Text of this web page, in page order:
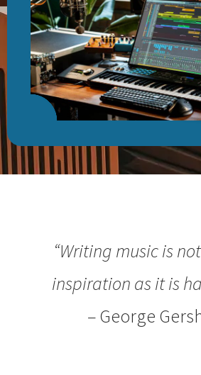
“Writing music is
inspiration as it is
– George